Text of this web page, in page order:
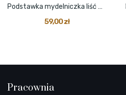
Podstawka mydelniczka liść monstera monkey zielony
59,00 zł
Pracownia